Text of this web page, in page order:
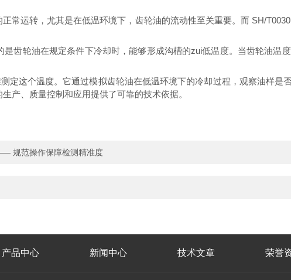
常运转，尤其是在低温环境下，齿轮油的流动性至关重要。而 SH/
齿轮油在规定条件下冷却时，能够形成沟槽的zui低温度。当齿轮油温
定这个温度。它通过模拟齿轮油在低温环境下的冷却过程，观察油样是
产、质量控制和应用提供了可靠的技术依据。
规范操作保障检测精准度
产品中心 新闻中心 技术文章 荣誉